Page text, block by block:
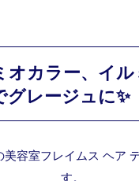
オカラー、イル
グレージュに✨
美容室フレイムス ヘア
す。